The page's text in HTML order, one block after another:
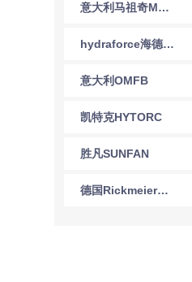
意大利马祖奇MARZOCCHI
hydraforce海德福斯
意大利OMFB
凯特克HYTORC
胜凡SUNFAN
德国Rickmeier瑞克梅尔